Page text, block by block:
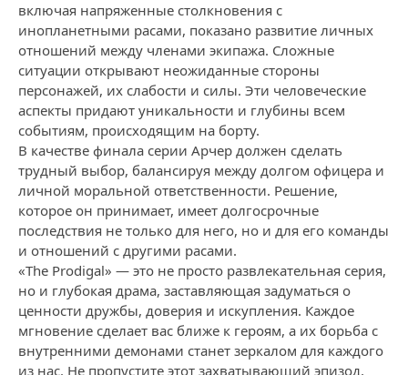
включая напряженные столкновения с
инопланетными расами, показано развитие личных
отношений между членами экипажа. Сложные
ситуации открывают неожиданные стороны
персонажей, их слабости и силы. Эти человеческие
аспекты придают уникальности и глубины всем
событиям, происходящим на борту.
В качестве финала серии Арчер должен сделать
трудный выбор, балансируя между долгом офицера и
личной моральной ответственности. Решение,
которое он принимает, имеет долгосрочные
последствия не только для него, но и для его команды
и отношений с другими расами.
«The Prodigal» — это не просто развлекательная серия,
но и глубокая драма, заставляющая задуматься о
ценности дружбы, доверия и искупления. Каждое
мгновение сделает вас ближе к героям, а их борьба с
внутренними демонами станет зеркалом для каждого
из нас. Не пропустите этот захватывающий эпизод,